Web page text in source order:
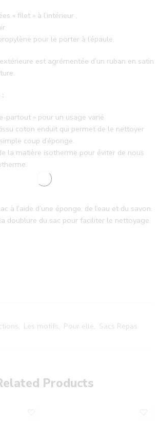
« filet » à l’intérieur ,
pour le porter à l’épaule.
est agrémentée d’un ruban en satin
partout » pour un usage varié.
coton enduit qui permet de le nettoyer
coup d’éponge.
la matière isotherme pour éviter de nous
à l’aide d’une éponge, de l’eau et du savon.
doublure du sac pour faciliter le nettoyage.
, Les motifs, Pour elle, Sacs Repas
Products